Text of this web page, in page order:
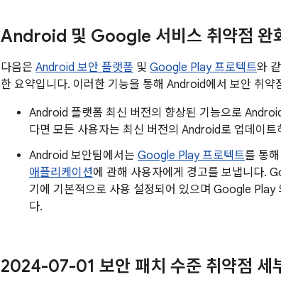
Android 및 Google 서비스 취약점 완
다음은 Android 보안 플랫폼 및 Google Play 프로텍트와
한 요약입니다. 이러한 기능을 통해 Android에서 보안 취
Android 플랫폼 최신 버전의 향상된 기능으로
다면 모든 사용자는 최신 버전의 Android로 업데이트
Android 보안팀에서는 Google Play 프로텍트를 통
애플리케이션에 관해 사용자에게 경고를 보냅니다.
기에 기본적으로 사용 설정되어 있으며 Google Play
다.
2024-07-01 보안 패치 수준 취약점 세